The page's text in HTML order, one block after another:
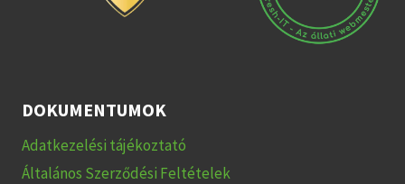
DOKUMENTUMOK
Adatkezelési tájékoztató
Általános Szerződési Feltételek